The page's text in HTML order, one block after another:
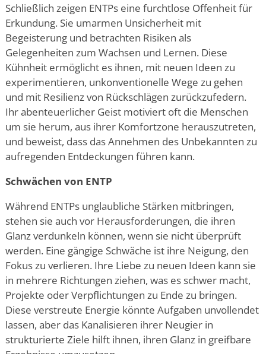
Schließlich zeigen ENTPs eine furchtlose Offenheit für
Erkundung. Sie umarmen Unsicherheit mit
Begeisterung und betrachten Risiken als
Gelegenheiten zum Wachsen und Lernen. Diese
Kühnheit ermöglicht es ihnen, mit neuen Ideen zu
experimentieren, unkonventionelle Wege zu gehen
und mit Resilienz von Rückschlägen zurückzufedern.
Ihr abenteuerlicher Geist motiviert oft die Menschen
um sie herum, aus ihrer Komfortzone herauszutreten,
und beweist, dass das Annehmen des Unbekannten zu
aufregenden Entdeckungen führen kann.
Schwächen von ENTP
Während ENTPs unglaubliche Stärken mitbringen,
stehen sie auch vor Herausforderungen, die ihren
Glanz verdunkeln können, wenn sie nicht überprüft
werden. Eine gängige Schwäche ist ihre Neigung, den
Fokus zu verlieren. Ihre Liebe zu neuen Ideen kann sie
in mehrere Richtungen ziehen, was es schwer macht,
Projekte oder Verpflichtungen zu Ende zu bringen.
Diese verstreute Energie könnte Aufgaben unvollendet
lassen, aber das Kanalisieren ihrer Neugier in
strukturierte Ziele hilft ihnen, ihren Glanz in greifbare